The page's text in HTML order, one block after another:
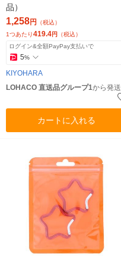
品）
1,258円 （税込）
1つあたり419.4円 （税込）
ログイン&全額PayPay支払いで
5%
KIYOHARA
LOHACO 直送品グループ1から発送
カートに入れる